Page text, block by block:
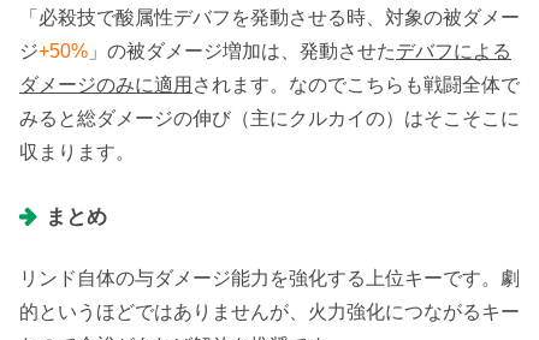
「必殺技で酸属性デバフを発動させる時、対象の被ダメー
ジ+50% 」の被ダメージ増加は、発動させたデバフによる
ダメージのみに適用 されます。なのでこちらも戦闘全体で
みると総ダメージの伸び（主にクルカイの）はそこそこに
収まります。
まとめ
リンド自体の与ダメージ能力を強化する上位キーです。劇
的というほどではありませんが、火力強化につながるキー